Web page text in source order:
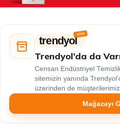
trendyol
Trendyol’da da
Censan Endüstriyel
sitemizin yanında
üzerinden de
Mağazayı